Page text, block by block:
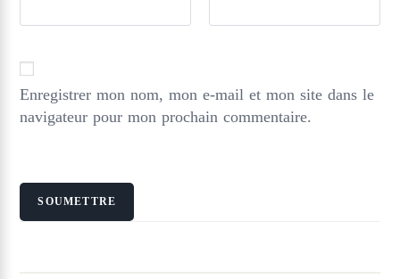
Enregistrer mon nom, mon e-mail et mon site dans le
navigateur pour mon prochain commentaire.